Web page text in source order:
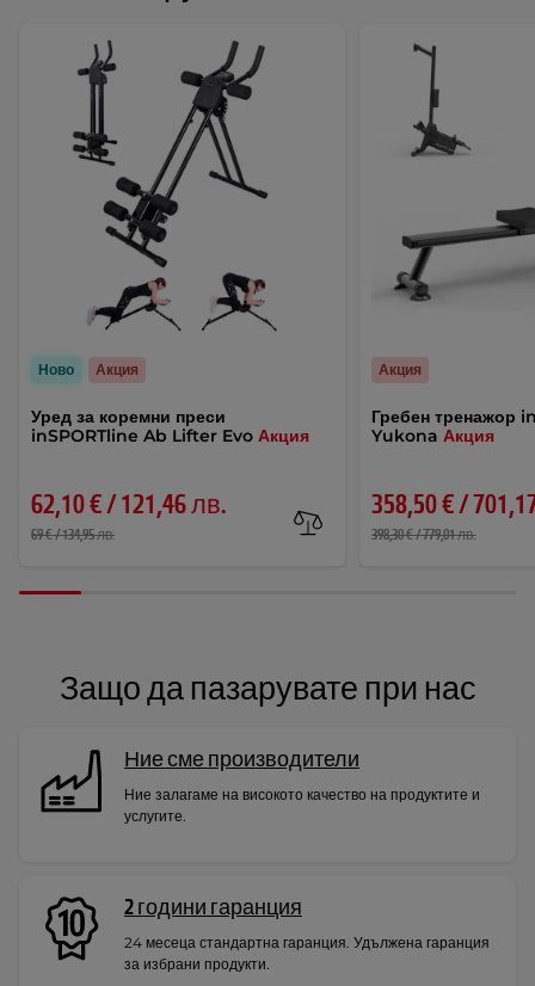
Уред за коремни преси
inSPORTline Ab Lifter Evo Акция
62,10 € / 121,46 лв.
69 € / 134,95 лв.
Ново Акция
Гребен тренажор
YukonaАкция
358,50 € /
398,30 € / 779,01 лв.
Акция
Защо да пазарувате при нас
Ние сме производители
Ние залагаме на високото качество на продуктите и
услугите.
2 години гаранция
24 месеца стандартна гаранция. Удължена гаранция
за избрани продукти.